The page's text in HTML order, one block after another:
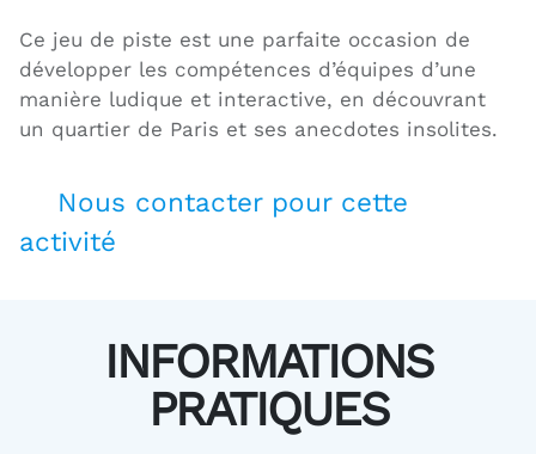
Ce jeu de piste est une parfaite occasion de
développer les compétences d’équipes d’une
manière ludique et interactive, en découvrant
un quartier de Paris et ses anecdotes insolites.
Nous contacter pour cette
activité
INFORMATIONS
PRATIQUES